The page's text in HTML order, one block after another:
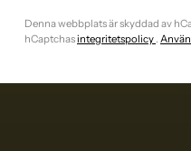
Denna webbplats är skyddad av
hCaptchasintegritetspolicy